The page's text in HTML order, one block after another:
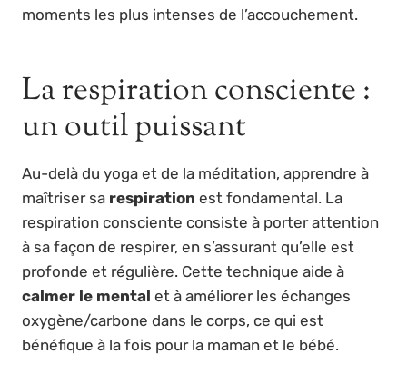
moments les plus intenses de l’accouchement.
La respiration consciente :
un outil puissant
Au-delà du yoga et de la méditation, apprendre à
maîtriser sa respiration est fondamental. La
respiration consciente consiste à porter attention
à sa façon de respirer, en s’assurant qu’elle est
profonde et régulière. Cette technique aide à
calmer le mental et à améliorer les échanges
oxygène/carbone dans le corps, ce qui est
bénéfique à la fois pour la maman et le bébé.